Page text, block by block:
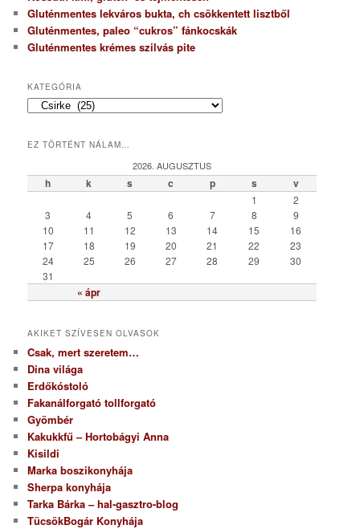
Gluténmentes lekváros bukta, ch csökkentett lisztből
Gluténmentes, paleo “cukros” fánkocskák
Gluténmentes krémes szilvás pite
KATEGÓRIA
e
r
EZ TÖRTÉNT NÁLAM…
2026. AUGUSZTUS
h k s c p s v
« ápr
1
2
3
4 5 6 7 8
9
10
11 12 13 14 15
16
17
18 19 20 21 22
23
24
25 26 27 28 29
30
31
AKIKET SZÍVESEN OLVASOK
Csak, mert szeretem…
Dina világa
Erdőkóstoló
Fakanálforgató tollforgató
Gyömbér
Kakukkfű – Hortobágyi Anna
Kisildi
Marka boszikonyhája
Sherpa konyhája
Tarka Bárka – hal-gasztro-blog
TücsökBogár Konyhája